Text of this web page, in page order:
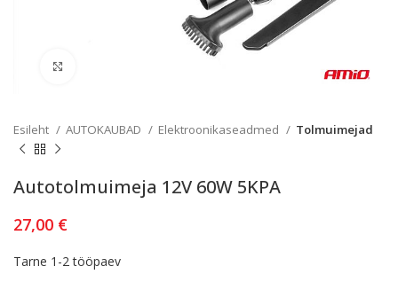
Esileht AUTOKAUBAD Elektroonikaseadmed Tolmuimejad
Autotolmuimeja 12V 60W 5KPA
27,00 €
Tarne 1-2 tööpaev